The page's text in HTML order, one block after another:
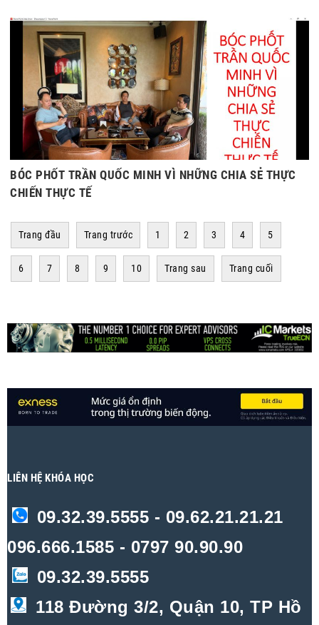
BÓC PHỐT TRẦN QUỐC MINH VÌ NHỮNG CHIA SẺ THỰC
CHIẾN THỰC TẾ
Trang đầu Trang trước 1 2 3 4 5
6 7 8 9 10 Trang sau Trang cuối
LIÊN HỆ KHÓA HỌC
09.32.39.5555 - 09.62.21.21.21
096.666.1585 - 0797 90.90.90
09.32.39.5555
118 Đường 3/2, Quận 10, TP Hồ